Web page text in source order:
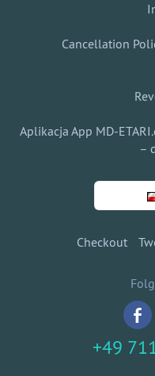
Cancellation
Aplikacja App MD-
–
Checkout
+49